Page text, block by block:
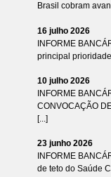
Brasil cobram
16 julho 2026
INFORME
principal
10 julho 2026
INFORME
CONVOCAÇÃO
[...]
23 junho 2026
INFORME
de teto do Saúde